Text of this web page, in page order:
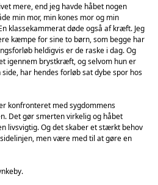
mere, end jeg havde håbet nogen
min mor, min kones mor og min
klassekammerat døde også af kræft. Jeg
kæmpe for sine to børn, som begge har
heldigvis er de raske i dag. Og
igennem brystkræft, og selvom hun er
har hendes forløb sat dybe spor hos
konfronteret med sygdommens
Det gør smerten virkelig og håbet
livsvigtig. Og det skaber et stærkt behov
men være med til at gøre en